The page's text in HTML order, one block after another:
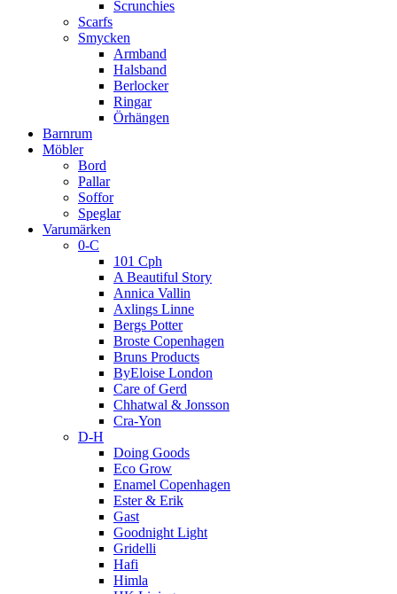
Scrunchies
Scarfs
Smycken
Armband
Halsband
Berlocker
Ringar
Örhängen
Barnrum
Möbler
Bord
Pallar
Soffor
Speglar
Varumärken
0-C
101 Cph
A Beautiful Story
Annica Vallin
Axlings Linne
Bergs Potter
Broste Copenhagen
Bruns Products
ByEloise London
Care of Gerd
Chhatwal & Jonsson
Cra-Yon
D-H
Doing Goods
Eco Grow
Enamel Copenhagen
Ester & Erik
Gast
Goodnight Light
Gridelli
Hafi
Himla